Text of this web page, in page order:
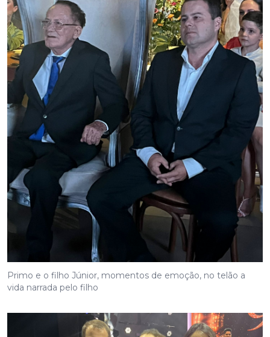
Primo e o filho Júnior, momentos de emoção, no telão a
vida narrada pelo filho